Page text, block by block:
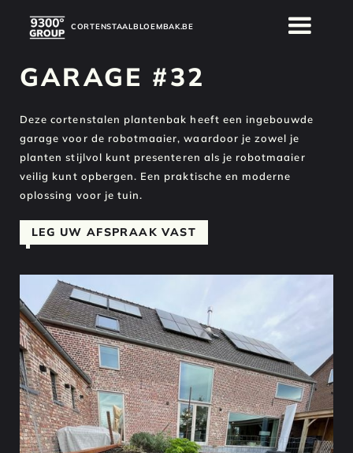
CORTENSTAALBLOEMBAK.BE
GARAGE #32
Deze cortenstalen plantenbak heeft een ingebouwde
garage voor de robotmaaier, waardoor je zowel je
planten stijlvol kunt presenteren als je robotmaaier
veilig kunt opbergen. Een praktische en moderne
oplossing voor je tuin.
LEG UW AFSPRAAK VAST